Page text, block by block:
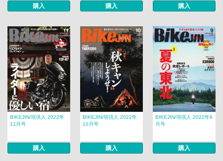
購入 購入 購入
BIKEJIN/培倶人 2022年
11月号
購入
BIKEJIN/培倶人 2022年
10月号
購入
BIKEJIN/培倶人 2022年9
月号
購入